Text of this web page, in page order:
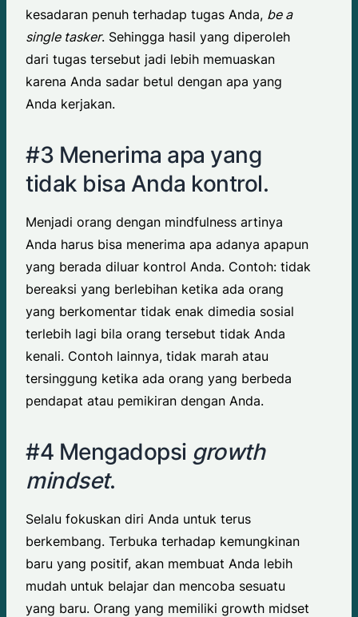
kesadaran penuh terhadap tugas Anda, be a
single tasker. Sehingga hasil yang diperoleh
dari tugas tersebut jadi lebih memuaskan
karena Anda sadar betul dengan apa yang
Anda kerjakan.
#3 Menerima apa yang
tidak bisa Anda kontrol.
Menjadi orang dengan mindfulness artinya
Anda harus bisa menerima apa adanya apapun
yang berada diluar kontrol Anda. Contoh: tidak
bereaksi yang berlebihan ketika ada orang
yang berkomentar tidak enak dimedia sosial
terlebih lagi bila orang tersebut tidak Anda
kenali. Contoh lainnya, tidak marah atau
tersinggung ketika ada orang yang berbeda
pendapat atau pemikiran dengan Anda.
#4 Mengadopsi growth
mindset.
Selalu fokuskan diri Anda untuk terus
berkembang. Terbuka terhadap kemungkinan
baru yang positif, akan membuat Anda lebih
mudah untuk belajar dan mencoba sesuatu
yang baru. Orang yang memiliki growth midset